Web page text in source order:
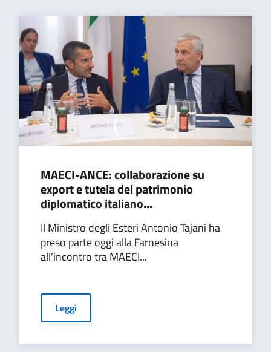
MAECI-ANCE: collaborazione su
export e tutela del patrimonio
diplomatico italiano...
Il Ministro degli Esteri Antonio Tajani ha
preso parte oggi alla Farnesina
all’incontro tra MAECI...
Leggi